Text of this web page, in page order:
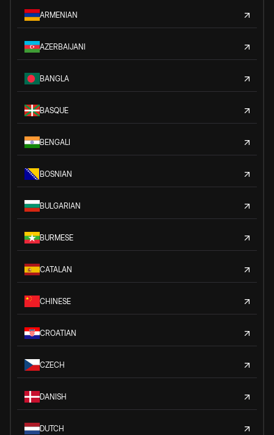
ARMENIAN
AZERBAIJANI
BANGLA
BASQUE
BENGALI
BOSNIAN
BULGARIAN
BURMESE
CATALAN
CHINESE
CROATIAN
CZECH
DANISH
DUTCH